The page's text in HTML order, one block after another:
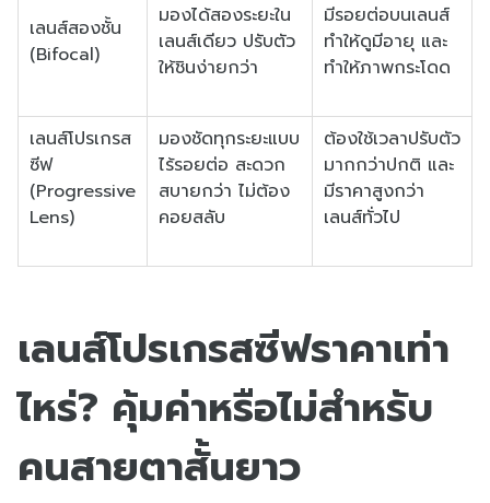
เลนส์สองชั้น
(Bifocal)
มองได้สองระยะใน
เลนส์เดียว ปรับตัว
ให้ชินง่ายกว่า
มีรอยต่อบนเลนส์
ทำให้ดูมีอายุ และ
ทำให้ภาพกระโดด
เลนส์โปรเกรส
ซีฟ
(Progressive
Lens)
มองชัดทุกระยะแบบ
ไร้รอยต่อ สะดวก
สบายกว่า ไม่ต้อง
คอยสลับ
ต้องใช้เวลาปรับตัว
มากกว่าปกติ และ
มีราคาสูงกว่า
เลนส์ทั่วไป
เลนส์โปรเกรสซีฟราคาเท่า
ไหร่? คุ้มค่าหรือไม่สำหรับ
คนสายตาสั้นยาว